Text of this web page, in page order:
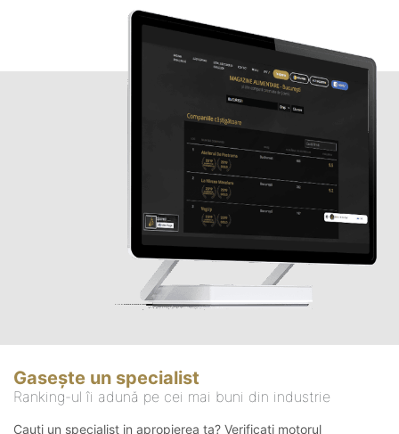
Gasește un specialist
Ranking-ul îi adună pe cei mai buni din industrie
Cauți un specialist in apropierea ta? Verificați motorul